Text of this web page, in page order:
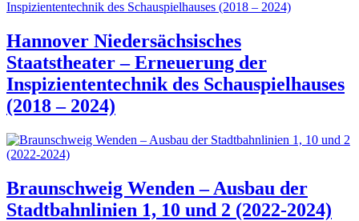
Hannover Niedersächsisches
Staatstheater – Erneuerung der
Inspiziententechnik des Schauspielhauses
(2018 – 2024)
Braunschweig Wenden – Ausbau der
Stadtbahnlinien 1, 10 und 2 (2022-2024)